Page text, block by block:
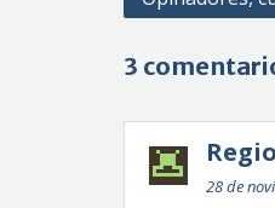
entradas
3
28 de